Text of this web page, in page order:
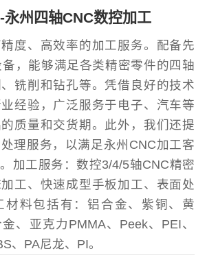
永州四轴CNC数控加工
度、高效率的加工服务。配备先
，能够满足各类精密零件的四轴
铣削和钻孔等。凭借良好的技术
经验，广泛服务于电子、汽车等
质量和交货期。此外，我们还提
理服务，以满足永州CNC加工客
加工服务：数控3/4/5轴CNC精密
工、快速成型手板加工、表面处
材料包括有：铝合金、紫铜、黄
、亚克力PMMA、Peek、PEI、
、PA尼龙、PI。